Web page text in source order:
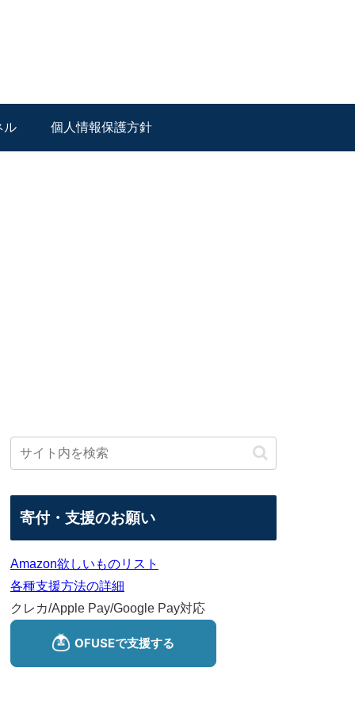
ル 個人情報保護方針
寄付・支援のお願い
Amazon欲しいものリスト
各種支援方法の詳細
クレカ/Apple Pay/Google Pay対応